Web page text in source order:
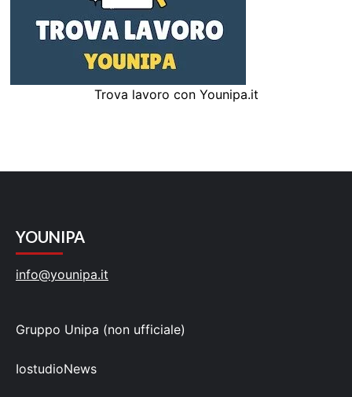
Trova lavoro con Younipa.it
YOUNIPA
info@younipa.it
Gruppo Unipa (non ufficiale)
IostudioNews